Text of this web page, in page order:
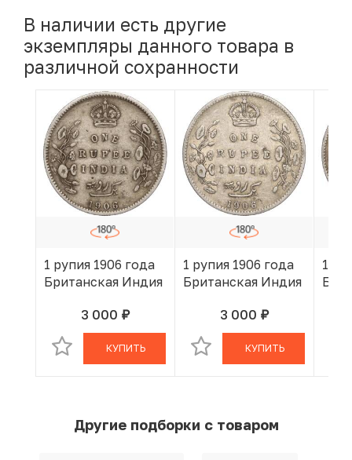
В наличии есть другие
экземпляры данного товара в
различной сохранности
1 рупия 1906 года
Британская Индия
3 000 руб.
В КОРЗИНЕ
КУПИТЬ
1 рупия 1906 года
Британская Индия
3 000 руб.
В КОРЗИНЕ
КУПИТЬ
1
Другие подборки с товаром